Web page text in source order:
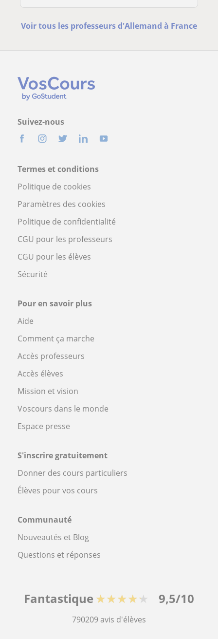
Voir tous les professeurs d'Allemand à France
Suivez-nous
Termes et conditions
Politique de cookies
Paramètres des cookies
Politique de confidentialité
CGU pour les professeurs
CGU pour les élèves
Sécurité
Pour en savoir plus
Aide
Comment ça marche
Accès professeurs
Accès élèves
Mission et vision
Voscours dans le monde
Espace presse
S'inscrire gratuitement
Donner des cours particuliers
Élèves pour vos cours
Communauté
Nouveautés et Blog
Questions et réponses
Fantastique ★★★★★ 9,5/10
790209avis d'élèves